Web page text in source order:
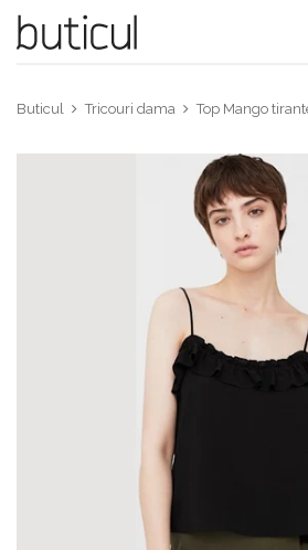
Buticul Tricouri dama Top Mango